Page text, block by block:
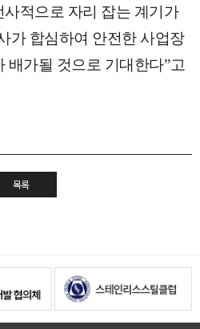
적으로 자리 잡는 계기가
가 합심하여 안전한 사업장
배가될 것으로 기대한다”고
목록